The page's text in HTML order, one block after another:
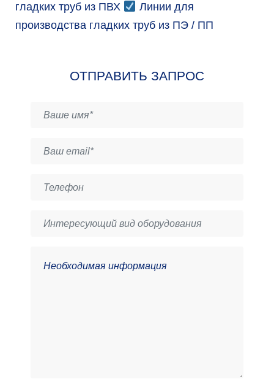
гладких труб из ПВХ
Линии для
производства гладких труб из ПЭ / ПП
ОТПРАВИТЬ ЗАПРОС